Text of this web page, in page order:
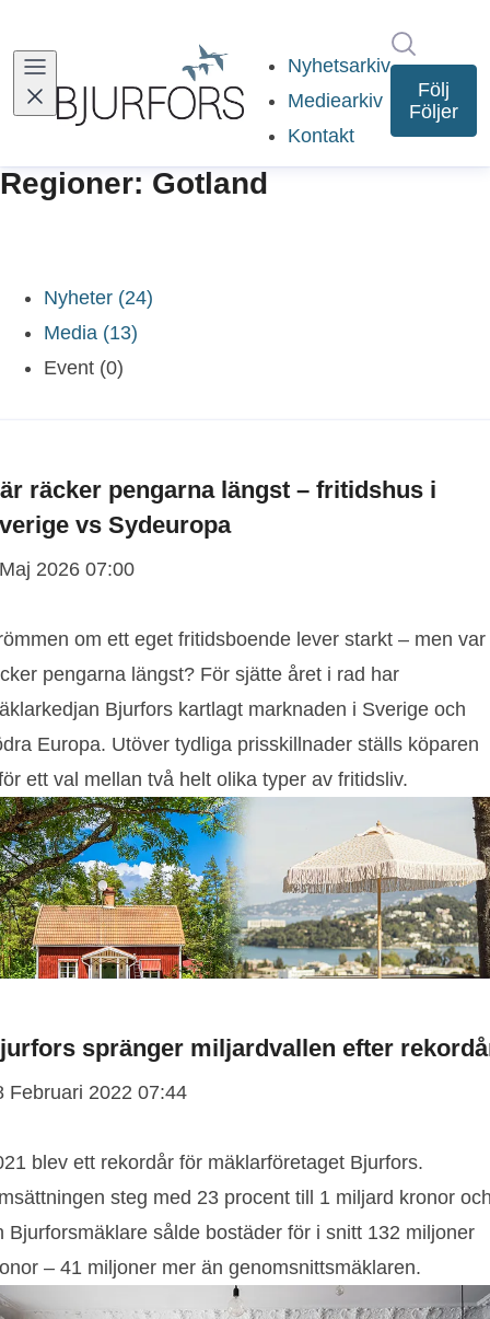
Nyhetsarkiv
Mediearkiv
Kontakt
Följ
Följer
Regioner: Gotland
Nyheter (24)
Media (13)
Event (0)
räcker pengarna längst – fritidshus i
vs Sydeuropa
2026 07:00
om ett eget fritidsboende lever starkt – men var
pengarna längst? För sjätte året i rad har
Bjurfors kartlagt marknaden i Sverige och
Europa. Utöver tydliga prisskillnader ställs köparen
ett val mellan två helt olika typer av fritidsliv.
spränger miljardvallen efter
Februari 2022 07:44
blev ett rekordår för mäklarföretaget Bjurfors.
steg med 23 procent till 1 miljard kronor
Bjurforsmäklare sålde bostäder för i snitt 132 miljoner
– 41 miljoner mer än genomsnittsmäklaren.